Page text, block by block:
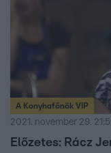
A Konyhafőnök VIP
2021. november 29.
Előzetes: Rácz